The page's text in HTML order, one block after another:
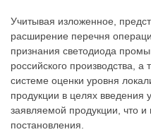
Учитывая изложенное,
расширение перечня
признания светодиода
российского производства,
системе оценки уровня
продукции в целях
заявляемой продукции, что
постановления.